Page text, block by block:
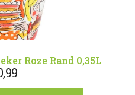
Roze Rand 0,35L